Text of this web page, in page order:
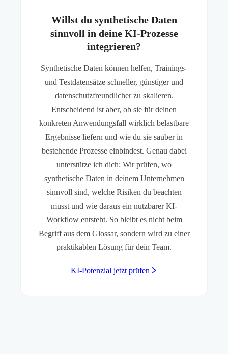
Willst du synthetische Daten
sinnvoll in deine KI-Prozesse
integrieren?
Synthetische Daten können helfen, Trainings-
und Testdatensätze schneller, günstiger und
datenschutzfreundlicher zu skalieren.
Entscheidend ist aber, ob sie für deinen
konkreten Anwendungsfall wirklich belastbare
Ergebnisse liefern und wie du sie sauber in
bestehende Prozesse einbindest. Genau dabei
unterstütze ich dich: Wir prüfen, wo
synthetische Daten in deinem Unternehmen
sinnvoll sind, welche Risiken du beachten
musst und wie daraus ein nutzbarer KI-
Workflow entsteht. So bleibt es nicht beim
Begriff aus dem Glossar, sondern wird zu einer
praktikablen Lösung für dein Team.
KI-Potenzial jetzt prüfen